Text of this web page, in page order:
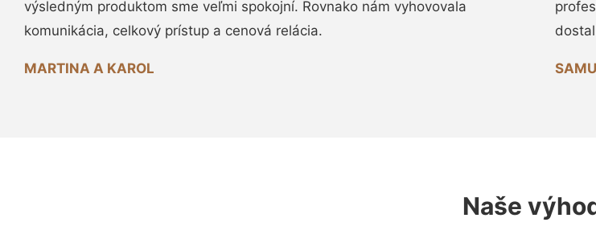
výsledným produktom sme veľmi spokojní. Rovnako nám vyhovovala
komunikácia, celkový prístup a cenová relácia.
MARTINA A KAROL
Naše